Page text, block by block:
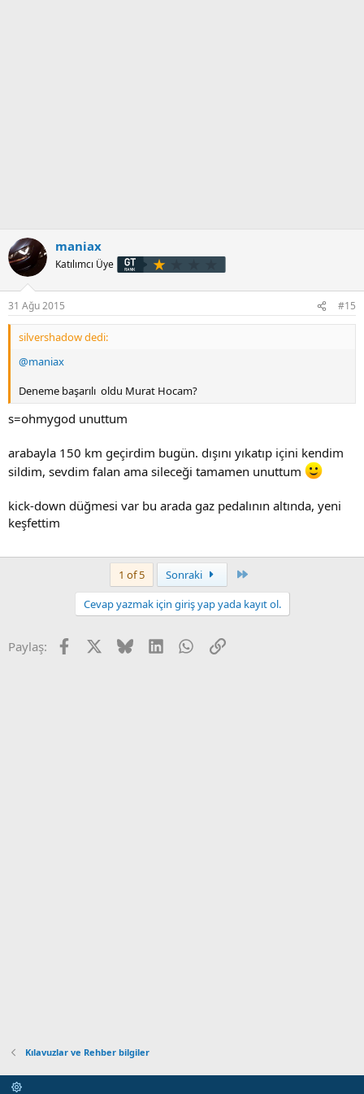
maniax
Katılımcı Üye
31 Ağu 2015 #15
silvershadow dedi:
@maniax
Deneme başarılı oldu Murat Hocam?
s=ohmygod unuttum
arabayla 150 km geçirdim bugün. dışını yıkatıp içini kendim
sildim, sevdim falan ama sileceği tamamen unuttum
kick-down düğmesi var bu arada gaz pedalının altında, yeni
keşfettim
1 of 5 Sonraki
Cevap yazmak için giriş yap yada kayıt ol.
Paylaş: Facebook BlueskyLinkedInWhatsApp
Link
Kılavuzlar ve Rehber bilgiler